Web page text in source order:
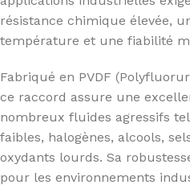
résistance chimique élevée,
température et une fiabilité
Fabriqué en PVDF
ce raccord assure une
nombreux fluides agressifs
faibles, halogènes, alcools,
oxydants lourds. Sa
pour les environnements